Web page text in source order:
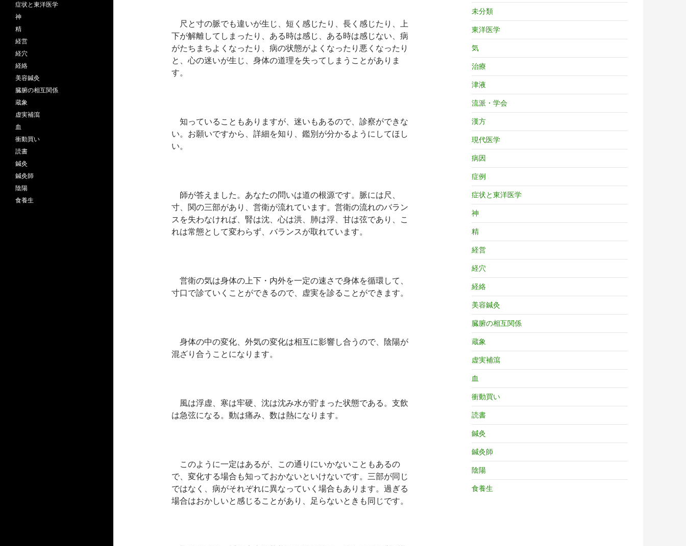
尺と寸の脈でも違いが生じ、短く感じたり、長く感じたり、上
下が解離してしまったり、ある時は感じ、ある時は感じない、病
がたちまちよくなったり、病の状態がよくなったり悪くなったり
と、心の迷いが生じ、身体の道理を失ってしまうことがありま
す。
知っていることもありますが、迷いもあるので、診察ができな
い。お願いですから、詳細を知り、鑑別が分かるようにしてほし
い。
師が答えました。あなたの問いは道の根源です。脈には尺、
寸、関の三部があり、営衛が流れています。営衛の流れのバラン
スを失わなければ、腎は沈、心は洪、肺は浮、甘は弦であり、こ
れは常態として変わらず、バランスが取れています。
営衛の気は身体の上下・内外を一定の速さで身体を循環して、
寸口で診ていくことができるので、虚実を診ることができます。
身体の中の変化、外気の変化は相互に影響し合うので、陰陽が
混ざり合うことになります。
風は浮虚、寒は牢硬、沈は沈み水が貯まった状態である。支飲
は急弦になる。動は痛み、数は熱になります。
このように一定はあるが、この通りにいかないこともあるの
で、変化する場合も知っておかないといけないです。三部が同じ
ではなく、病がそれぞれに異なっていく場合もあります。過ぎる
場合はおかしいと感じることがあり、足らないときも同じです。
未分類
東洋医学
気
治療
津液
流派・学会
漢方
現代医学
病因
症例
症状と東洋医学
神
精
経営
経穴
経絡
美容鍼灸
臓腑の相互関係
蔵象
虚実補瀉
血
衝動買い
読書
鍼灸
鍼灸師
陰陽
食養生
症状と東洋医学
神
精
経営
経穴
経絡
美容鍼灸
臓腑の相互関係
蔵象
虚実補瀉
血
衝動買い
読書
鍼灸
鍼灸師
陰陽
食養生